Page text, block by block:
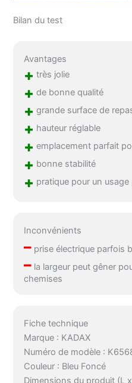
Bilan du test
Avantages
+ très jolie
+ de bonne qualité
+ grande surface de
+ hauteur réglable
+ emplacement parfait
+ bonne stabilité
+ pratique pour un
Inconvénients
– prise électrique parfois
– la largeur peut gêner
chemises
Fiche technique
Marque : KADAX
Numéro de modèle :
Couleur : Bleu Foncé
Dimensions du produit (L